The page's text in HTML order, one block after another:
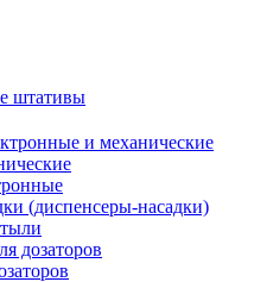
штативы
и механические
(диспенсеры-насадки)
дозаторов